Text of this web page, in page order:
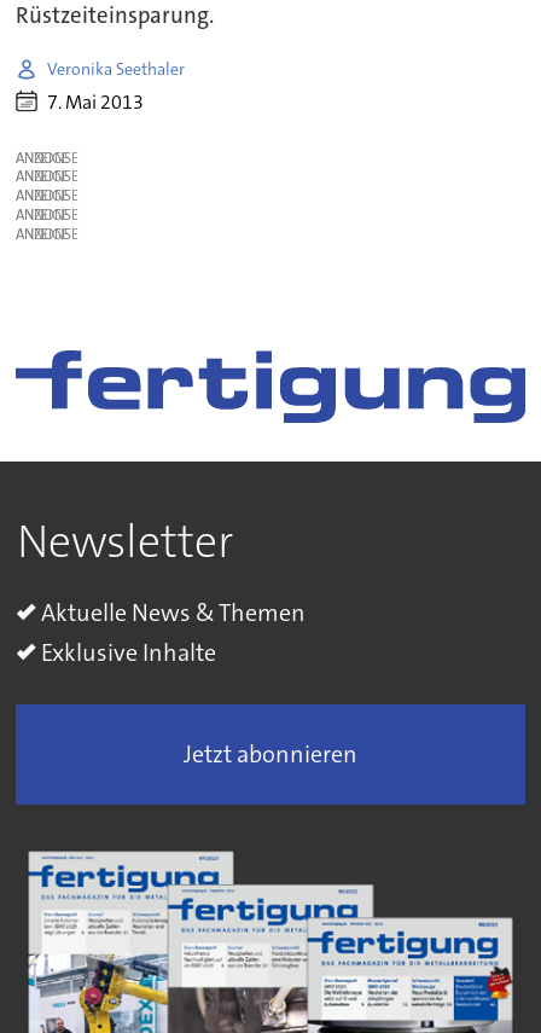
Rüstzeiteinsparung.
Veronika Seethaler
7. Mai 2013
ANZEIGE
ANZEIGE
ANZEIGE
ANZEIGE
ANZEIGE
Newsletter
Aktuelle News & Themen
Exklusive Inhalte
Jetzt abonnieren